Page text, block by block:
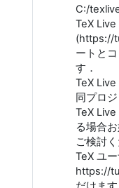
C:/
TeX Live
(https://
ートと
す．
TeX
同プロ
TeX
る場合
ご検討く
TeX ユ
https://